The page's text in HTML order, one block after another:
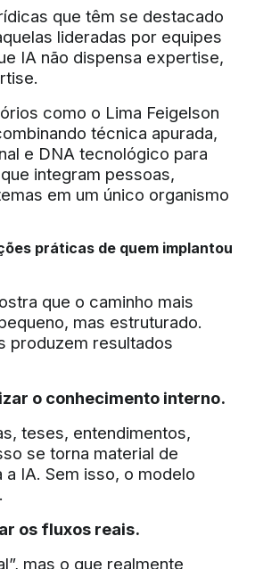
que têm se destacado
lideradas por equipes
IA não dispensa expertise,
como o Lima Feigelson
técnica apurada,
e DNA tecnológico para
integram pessoas,
em um único organismo
práticas de quem implantou
que o caminho mais
mas estruturado.
produzem resultados
o conhecimento interno.
teses, entendimentos,
se torna material de
IA. Sem isso, o modelo
os fluxos reais.
mas o que realmente